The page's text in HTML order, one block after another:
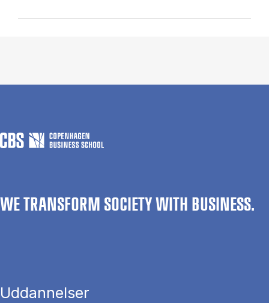
WE TRANSFORM SOCIETY WITH BUSINESS.
Uddannelser